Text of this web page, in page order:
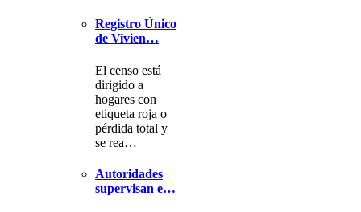
Registro Único
de Vivien…
El censo está
dirigido a
hogares con
etiqueta roja o
pérdida total y
se rea…
Autoridades
supervisan e…